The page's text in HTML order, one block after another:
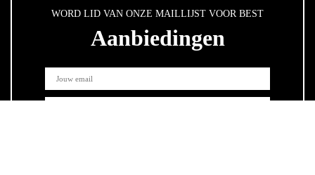
WORD LID VAN ONZE MAILLIJST VOOR BEST
Aanbiedingen